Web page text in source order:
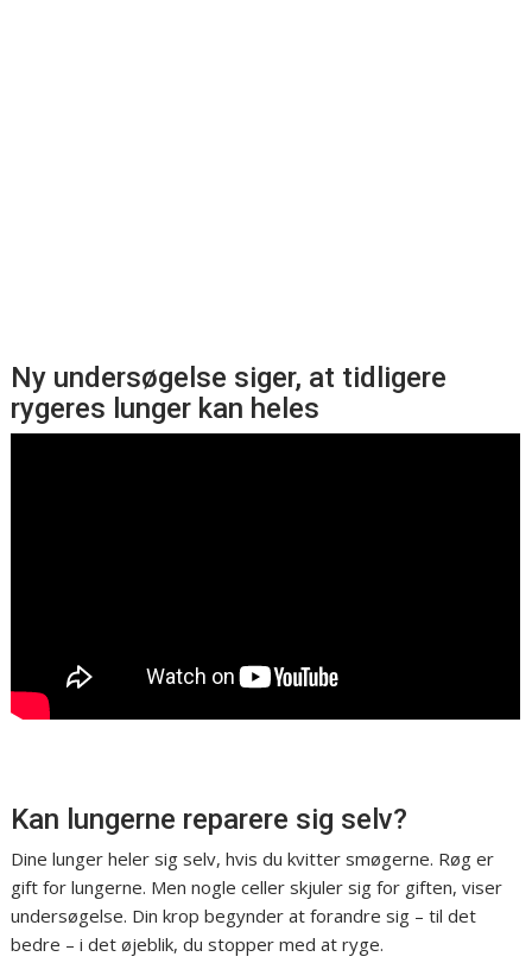
Ny undersøgelse siger, at tidligere
rygeres lunger kan heles
Kan lungerne reparere sig selv?
Dine lunger heler sig selv, hvis du kvitter smøgerne. Røg er
gift for lungerne. Men nogle celler skjuler sig for giften, viser
undersøgelse. Din krop begynder at forandre sig – til det
bedre – i det øjeblik, du stopper med at ryge.